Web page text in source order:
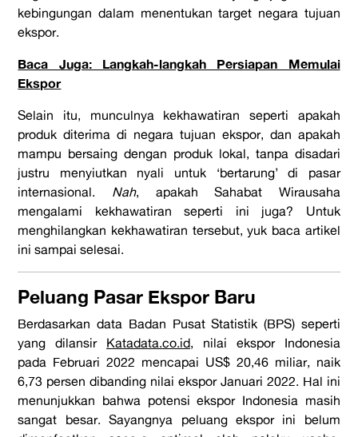
kebingungan dalam menentukan target negara tujuan
ekspor.
Baca Juga: Langkah-langkah Persiapan Memulai
Ekspor
Selain itu, munculnya kekhawatiran seperti apakah
produk diterima di negara tujuan ekspor, dan apakah
mampu bersaing dengan produk lokal, tanpa disadari
justru menyiutkan nyali untuk ‘bertarung’ di pasar
internasional. Nah, apakah Sahabat Wirausaha
mengalami kekhawatiran seperti ini juga? Untuk
menghilangkan kekhawatiran tersebut, yuk baca artikel
ini sampai selesai.
Peluang Pasar Ekspor Baru
Berdasarkan data Badan Pusat Statistik (BPS) seperti
yang dilansir Katadata.co.id, nilai ekspor Indonesia
pada Februari 2022 mencapai US$ 20,46 miliar, naik
6,73 persen dibanding nilai ekspor Januari 2022. Hal ini
menunjukkan bahwa potensi ekspor Indonesia masih
sangat besar. Sayangnya peluang ekspor ini belum